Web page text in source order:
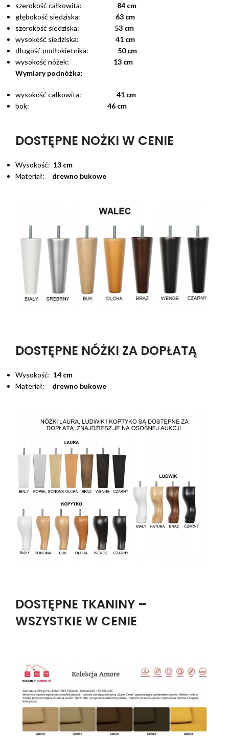
szerokość całkowita: 84 cm
głębokość siedziska: 63 cm
szerokość siedziska: 53 cm
wysokość siedziska: 41 cm
długość podłokietnika: 50 cm
wysokość nóżek: 13 cm
Wymiary podnóżka:
wysokość całkowita: 41 cm
bok:
46 cm
DOSTĘPNE NOŻKI W CENIE
Wysokość: 13 cm
Materiał: drewno bukowe
DOSTĘPNE NÓŻKI ZA DOPŁATĄ
Wysokość: 14 cm
Materiał: drewno bukowe
DOSTĘPNE TKANINY –
WSZYSTKIE W CENIE